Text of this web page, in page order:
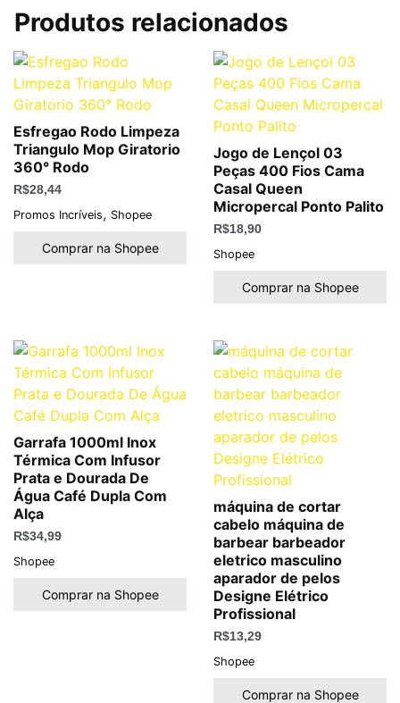
Produtos relacionados
Esfregao Rodo Limpeza
Triangulo Mop Giratorio
360° Rodo
R$28,44
Promos Incríveis, Shopee
Comprar na Shopee
Jogo de Lençol 03
Peças 400 Fios Cama
Casal Queen
Micropercal Ponto Palito
R$18,90
Shopee
Comprar na Shopee
Garrafa 1000ml Inox
Térmica Com Infusor
Prata e Dourada De
Água Café Dupla Com
Alça
R$34,99
Shopee
Comprar na Shopee
máquina de cortar
cabelo máquina de
barbear barbeador
eletrico masculino
aparador de pelos
Designe Elétrico
Profissional
R$13,29
Shopee
Comprar na Shopee